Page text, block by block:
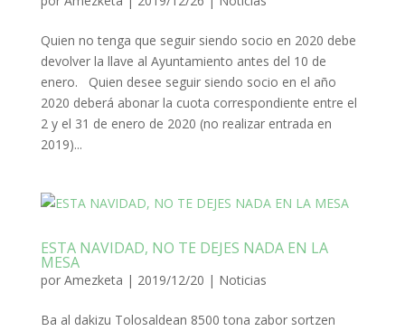
Quien no tenga que seguir siendo socio en 2020 debe
devolver la llave al Ayuntamiento antes del 10 de
enero. Quien desee seguir siendo socio en el año
2020 deberá abonar la cuota correspondiente entre el
2 y el 31 de enero de 2020 (no realizar entrada en
2019)...
ESTA NAVIDAD, NO TE DEJES NADA EN LA
MESA
por Amezketa | 2019/12/20 | Noticias
Ba al dakizu Tolosaldean 8500 tona zabor sortzen